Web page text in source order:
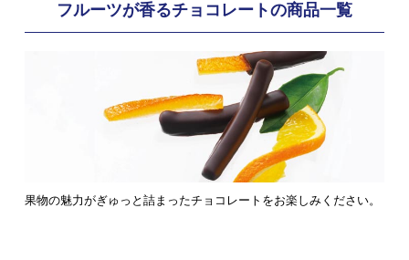
フルーツが香るチョコレートの商品一覧
果物の魅力がぎゅっと詰まったチョコレートをお楽しみください。